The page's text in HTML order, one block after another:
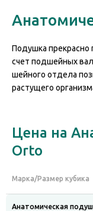
Подушка прекрасно
счет подшейных
шейного отдела
растущего
Цена на
Orto
Марка/Размер кубика
Анатомическая